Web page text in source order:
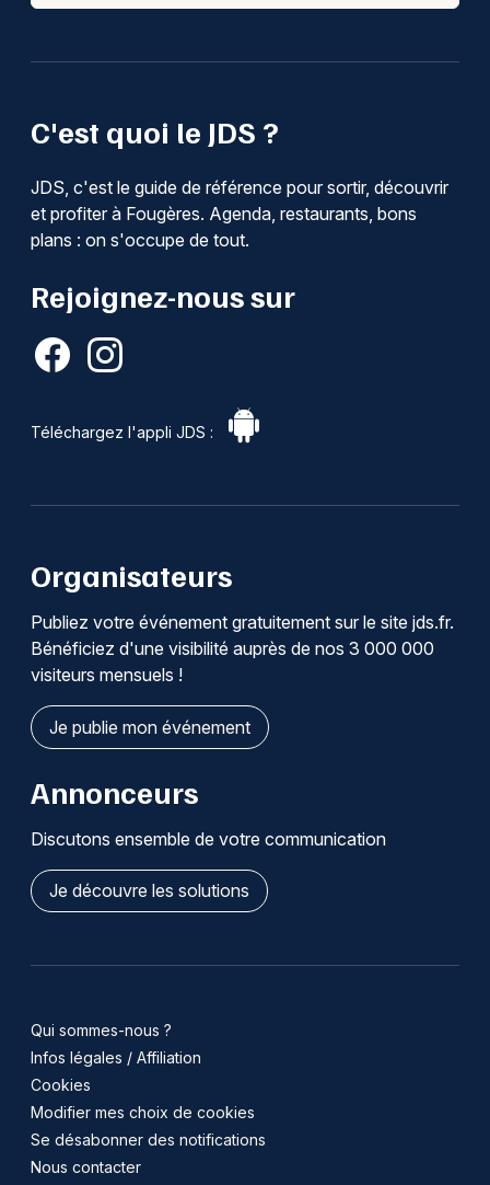
C'est quoi le JDS ?
JDS, c'est le guide de référence pour sortir, découvrir
et profiter à Fougères. Agenda, restaurants, bons
plans : on s'occupe de tout.
Rejoignez-nous sur
Téléchargez l'appli JDS :
Organisateurs
Publiez votre événement gratuitement sur le site jds.fr.
Bénéficiez d'une visibilité auprès de nos 3 000 000
visiteurs mensuels !
Je publie mon événement
Annonceurs
Discutons ensemble de votre communication
Je découvre les solutions
Qui sommes-nous ?
Infos légales / Affiliation
Cookies
Modifier mes choix de cookies
Se désabonner des notifications
Nous contacter